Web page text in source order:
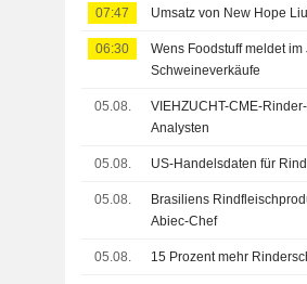
07:47 Umsatz von New Hope
06:30
Wens Foodstuff meldet
Schweineverkäufe
05.08.
VIEHZUCHT-CME-
Analysten
05.08. US-Handelsdaten für
05.08.
Brasiliens
Abiec-Chef
05.08. 15 Prozent mehr